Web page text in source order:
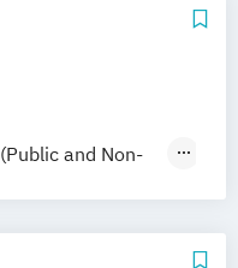
& Information
Wirtschaft
and Non-